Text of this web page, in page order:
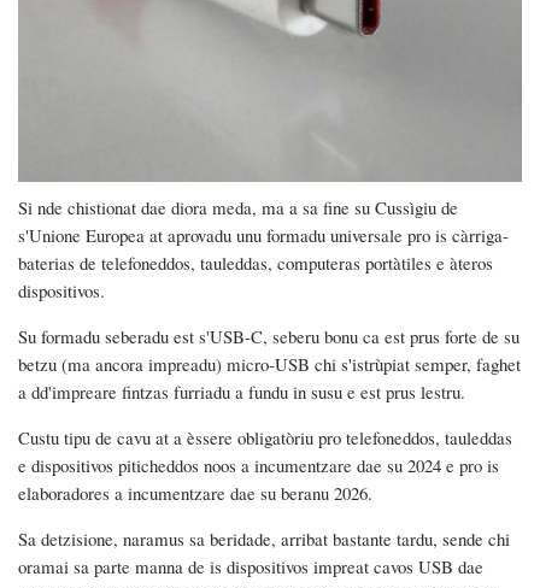
Si nde chistionat dae diora meda, ma a sa fine su Cussìgiu de
s'Unione Europea at aprovadu unu formadu universale pro is càrriga-
baterias de telefoneddos, tauleddas, computeras portàtiles e àteros
dispositivos.
Su formadu seberadu est s'USB-C, seberu bonu ca est prus forte de su
betzu (ma ancora impreadu) micro-USB chi s'istrùpiat semper, faghet
a dd'impreare fintzas furriadu a fundu in susu e est prus lestru.
Custu tipu de cavu at a èssere obligatòriu pro telefoneddos, tauleddas
e dispositivos piticheddos noos a incumentzare dae su 2024 e pro is
elaboradores a incumentzare dae su beranu 2026.
Sa detzisione, naramus sa beridade, arribat bastante tardu, sende chi
oramai sa parte manna de is dispositivos impreat cavos USB dae